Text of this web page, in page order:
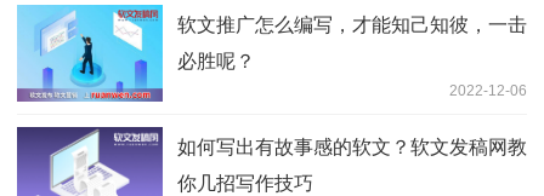
软文推广怎么编写，才能知己知彼，一击
必胜呢？
2022-12-06
如何写出有故事感的软文？软文发稿网教
你几招写作技巧